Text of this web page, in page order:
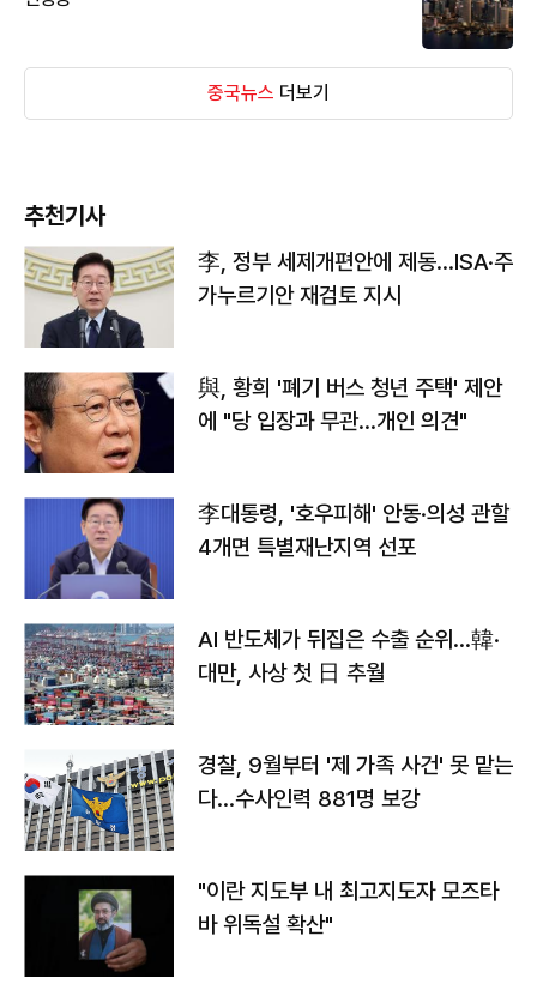
중국뉴스 더보기
추천기사
李, 정부 세제개편안에 제동…ISA·주
가누르기안 재검토 지시
與, 황희 '폐기 버스 청년 주택' 제안
에 "당 입장과 무관…개인 의견"
李대통령, '호우피해' 안동·의성 관할
4개면 특별재난지역 선포
AI 반도체가 뒤집은 수출 순위…韓·
대만, 사상 첫 日 추월
경찰, 9월부터 '제 가족 사건' 못 맡는
다…수사인력 881명 보강
"이란 지도부 내 최고지도자 모즈타
바 위독설 확산"